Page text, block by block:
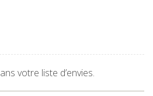
votre liste d’envies.